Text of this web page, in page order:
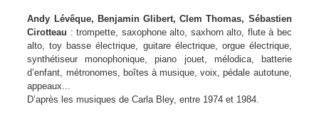
Andy Lévêque, Benjamin Glibert, Clem Thomas, Sébastien
Cirotteau : trompette, saxophone alto, saxhorn alto, flute à bec
alto, toy basse électrique, guitare électrique, orgue électrique,
synthétiseur monophonique, piano jouet, mélodica, batterie
d’enfant, métronomes, boîtes à musique, voix, pédale autotune,
appeaux...
D’après les musiques de Carla Bley, entre 1974 et 1984.